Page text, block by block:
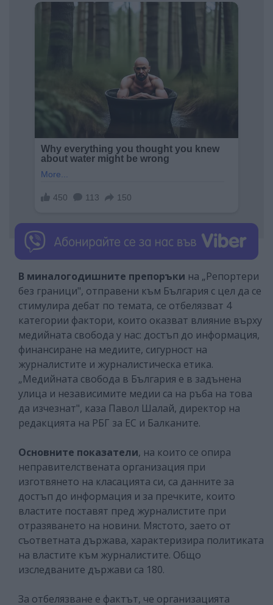
В миналогодишните препоръки на „Репортери
без граници", отправени към България с цел да се
стимулира дебат по темата, се отбелязват 4
категории фактори, които оказват влияние върху
медийната свобода у нас: достъп до информация,
финансиране на медиите, сигурност на
журналистите и журналистическа етика.
„Медийната свобода в България е в задънена
улица и независимите медии са на ръба на това
да изчезнат", каза Павол Шалай, директор на
редакцията на РБГ за ЕС и Балканите.
Основните показатели, на които се опира
неправителствената организация при
изготвянето на класацията си, са данните за
достъп до информация и за пречките, които
властите поставят пред журналистите при
отразяването на новини. Мястото, заето от
съответната държава, характеризира политиката
на властите към журналистите. Общо
изследваните държави са 180.
За отбелязване е фактът, че организацията